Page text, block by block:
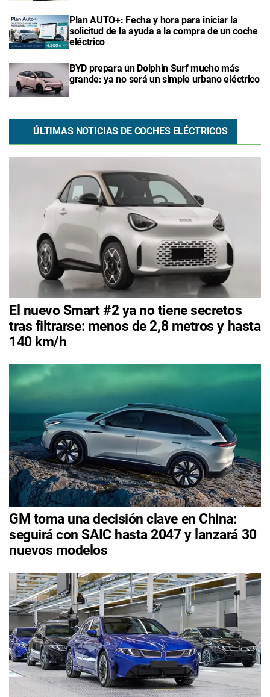
Plan AUTO+: Fecha y hora para iniciar la
solicitud de la ayuda a la compra de un coche
eléctrico
BYD prepara un Dolphin Surf mucho más
grande: ya no será un simple urbano eléctrico
ÚLTIMAS NOTICIAS DE COCHES ELÉCTRICOS
El nuevo Smart #2 ya no tiene secretos
tras filtrarse: menos de 2,8 metros y hasta
140 km/h
GM toma una decisión clave en China:
seguirá con SAIC hasta 2047 y lanzará 30
nuevos modelos